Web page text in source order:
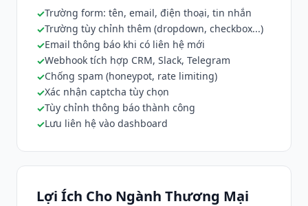
Trường form: tên, email, điện thoại, tin nhắn
Trường tùy chỉnh thêm (dropdown, checkbox...)
Email thông báo khi có liên hệ mới
Webhook tích hợp CRM, Slack, Telegram
Chống spam (honeypot, rate limiting)
Xác nhận captcha tùy chọn
Tùy chỉnh thông báo thành công
Lưu liên hệ vào dashboard
Lợi Ích Cho Ngành Thương Mại